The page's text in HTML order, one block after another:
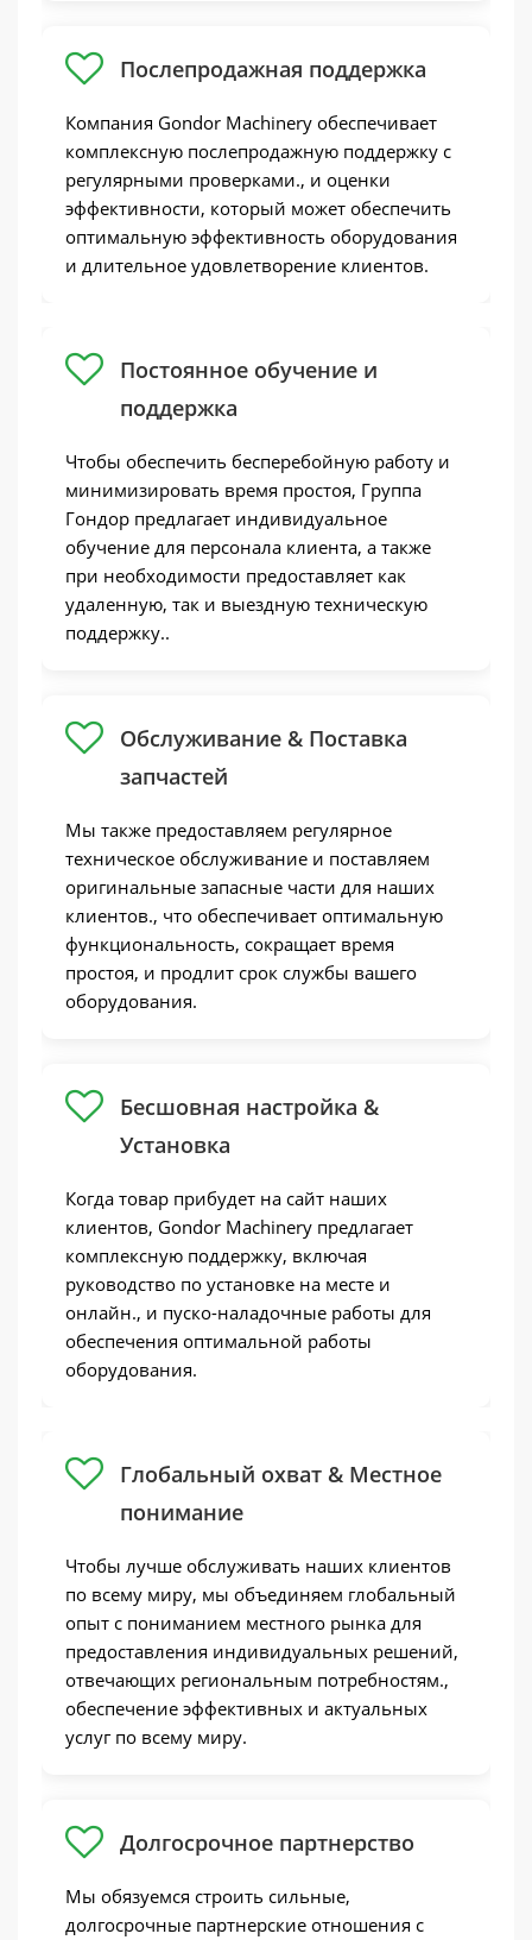
Линия по производству качественных леденцов
в Гондоре
чтобы защитить ее от пыли, а затем
закрепили ее в деревянном ящике,
время транспортировки.. По прибытии
в Боливию вовремя, мы предоставили
онлайн-руководство, чтобы помочь с
установка
, обеспечение
бесперебойной работы. На стороне
клиента теперь все работает хорошо.
Хотя это сотрудничество завершилось,
Послепродажная поддержка
Компания Gondor Machinery обеспечивает
комплексную послепродажную поддержку с
регулярными проверками., и оценки
эффективности, который может обеспечить
оптимальную эффективность оборудования
и длительное удовлетворение клиентов.
Постоянное обучение и
поддержка
Чтобы обеспечить бесперебойную работу и
минимизировать время простоя, Группа
Гондор предлагает индивидуальное
обучение для персонала клиента, а также
при необходимости предоставляет как
удаленную, так и выездную техническую
поддержку..
Обслуживание & Поставка
запчастей
Мы также предоставляем регулярное
техническое обслуживание и поставляем
оригинальные запасные части для наших
клиентов., что обеспечивает оптимальную
функциональность, сокращает время
простоя, и продлит срок службы вашего
оборудования.
Бесшовная настройка &
Установка
Когда товар прибудет на сайт наших
клиентов, Gondor Machinery предлагает
комплексную поддержку, включая
руководство по установке на месте и
онлайн., и пуско-наладочные работы для
обеспечения оптимальной работы
оборудования.
Глобальный охват & Местное
понимание
Чтобы лучше обслуживать наших клиентов
по всему миру, мы объединяем глобальный
опыт с пониманием местного рынка для
предоставления индивидуальных решений,
отвечающих региональным потребностям.,
обеспечение эффективных и актуальных
услуг по всему миру.
Долгосрочное партнерство
Мы обязуемся строить сильные,
долгосрочные партнерские отношения с